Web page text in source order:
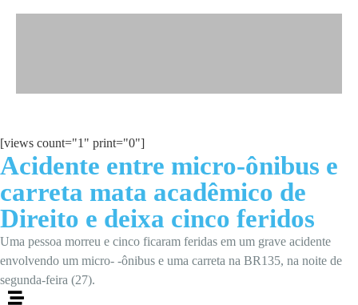
[views count="1" print="0"]
Acidente entre micro-ônibus e
carreta mata acadêmico de
Direito e deixa cinco feridos
Uma pessoa morreu e cinco ficaram feridas em um grave acidente
envolvendo um micro- -ônibus e uma carreta na BR135, na noite de
segunda-feira (27).